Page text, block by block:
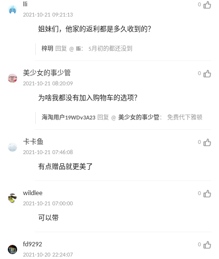
lli
0
2021-10-21 09:21:13
姐妹们，他家的返利都是多久收到的？
梓玥 回复 @ lli： 5月初的都还没到
美少女的事少管
0
2021-10-21 08:20:09
为啥我都没有加入购物车的选项？
海淘用户19WDv3A23 回复 @ 美少女的事少管： 免费代下雅顿
卡卡鱼
0
2021-10-21 07:46:08
有点赠品就更美了
wildlee
0
2021-10-21 07:00:00
可以带
fd9292
0
2021-10-20 22:24:07